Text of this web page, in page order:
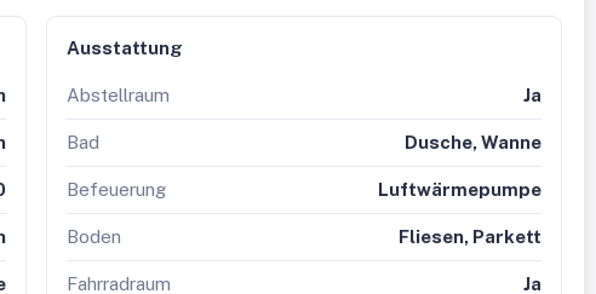
Ausstattung
Abstellraum Ja
Bad Dusche, Wanne
Befeuerung Luftwärmepumpe
Boden Fliesen, Parkett
Fahrradraum Ja